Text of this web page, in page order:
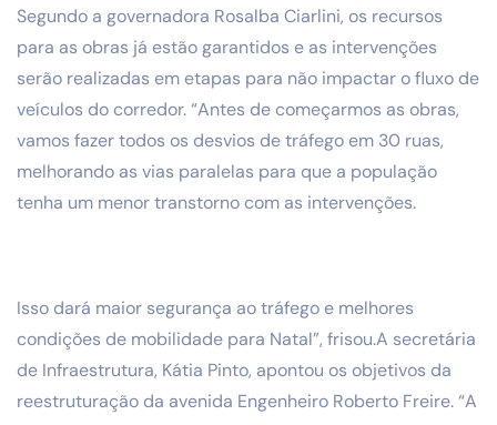
Segundo a governadora Rosalba Ciarlini, os recursos
para as obras já estão garantidos e as intervenções
serão realizadas em etapas para não impactar o fluxo de
veículos do corredor. “Antes de começarmos as obras,
vamos fazer todos os desvios de tráfego em 30 ruas,
melhorando as vias paralelas para que a população
tenha um menor transtorno com as intervenções.
Isso dará maior segurança ao tráfego e melhores
condições de mobilidade para Natal”, frisou.A secretária
de Infraestrutura, Kátia Pinto, apontou os objetivos da
reestruturação da avenida Engenheiro Roberto Freire. “A